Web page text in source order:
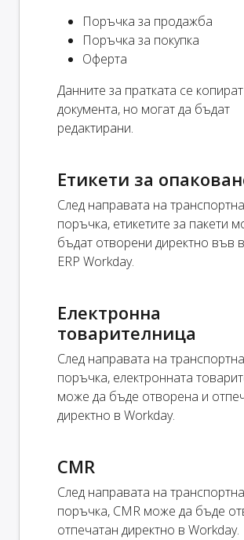
Поръчка за продажба
Поръчка за покупка
Оферта
Данните за пратката се
документа, но могат да бъдат
редактирани.
Етикети за
След направата на транспортна
поръчка, етикетите за пакети
бъдат отворени директно във
ERP Workday.
Електронна
товарителница
След направата на транспортна
поръчка, електронната
може да бъде отворена и
директно в Workday.
CMR
След направата на транспортна
поръчка, CMR може да бъде
отпечатан директно в Workday.